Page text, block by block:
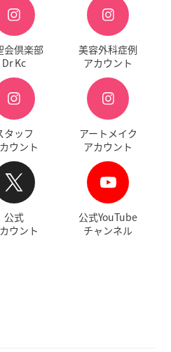
会倶楽部
Dr Kc
美容外科症例
アカウント
タッフ
ウント
アートメイク
アカウント
公式
ウント
公式YouTube
チャンネル